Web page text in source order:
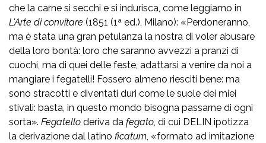
che la carne si secchi e si indurisca, come leggiamo in
L'Arte di convitare (1851 (1ª ed.), Milano): «Perdoneranno,
ma è stata una gran petulanza la nostra di voler abusare
della loro bontà: loro che saranno avvezzi a pranzi di
cuochi, ma di quei delle feste, adattarsi a venire da noi a
mangiare i fegatelli! Fossero almeno riesciti bene: ma
sono stracotti e diventati duri come le suole dei miei
stivali: basta, in questo mondo bisogna passarne di ogni
sorta». Fegatello deriva da fegato, di cui DELIN ipotizza
la derivazione dal latino ficatum, «formato ad imitazione